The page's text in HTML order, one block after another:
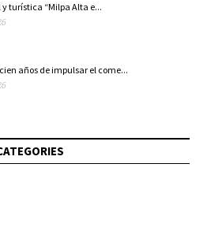
turística “Milpa Alta e...
años de impulsar el come...